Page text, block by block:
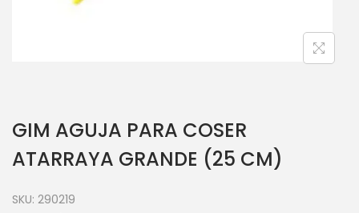
GIM AGUJA PARA COSER
ATARRAYA GRANDE (25 CM)
SKU: 290219